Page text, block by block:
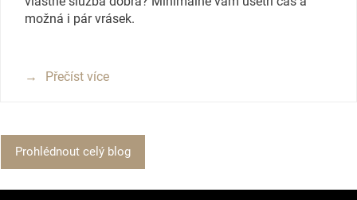
možná i pár vrásek.
Přečíst více
Prohlédnout celý blog